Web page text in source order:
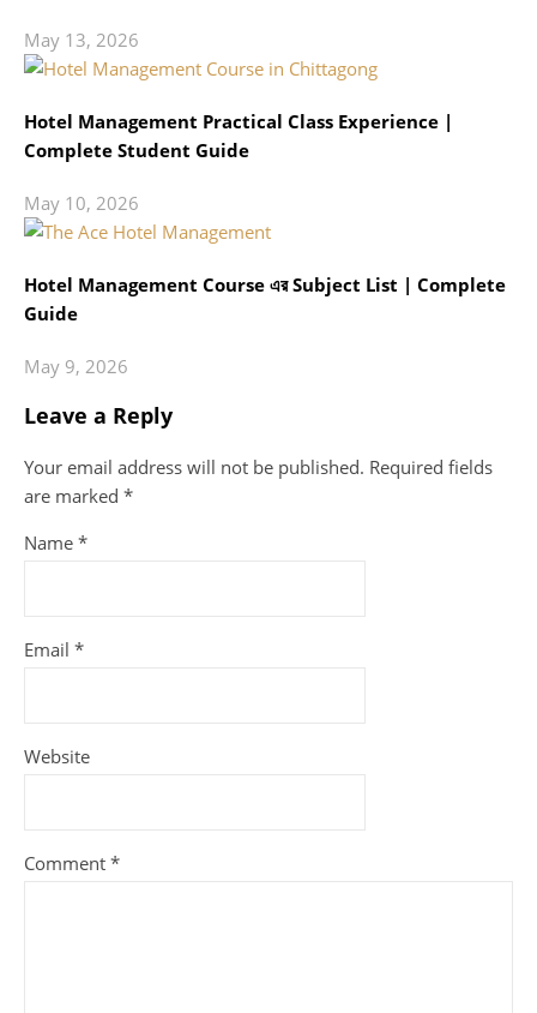
May 13, 2026
Hotel Management Practical Class Experience |
Complete Student Guide
May 10, 2026
Hotel Management Course এর Subject List | Complete
Guide
May 9, 2026
Leave a Reply
Your email address will not be published. Required fields
are marked *
Name *
Email *
Website
Comment *